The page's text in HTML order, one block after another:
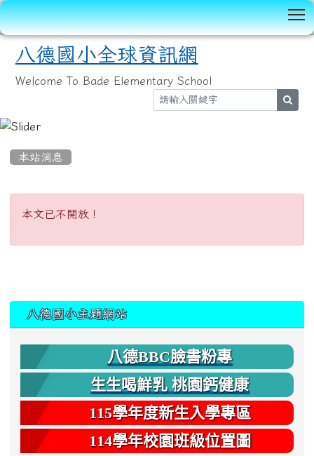
八德國小全球資訊網
Welcome To Bade Elementary School
本站消息
本文已不開放！
八德國小主題網站
八德BBC臉書粉專
生生喝鮮乳 桃園鈣健康
115學年度新生入學專區
114學年校園班級位置圖